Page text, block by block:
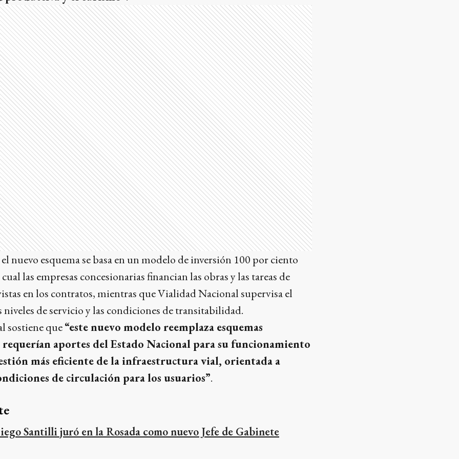
nuevo esquema se basa en un modelo de inversión 100 por ciento
las empresas concesionarias financian las obras y las tareas de
en los contratos, mientras que Vialidad Nacional supervisa el
de servicio y las condiciones de transitabilidad.
sostiene que“este nuevo modelo reemplaza esquemas
requerían aportes del Estado Nacional para su funcionamiento
más eficiente de la infraestructura vial, orientada a
de circulación para los usuarios”.
Santilli juró en la Rosada como nuevo Jefe de Gabinete